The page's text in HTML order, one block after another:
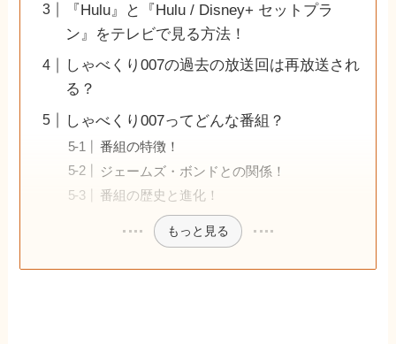
『Hulu』と『Hulu / Disney+ セットプラ
ン』をテレビで見る方法！
しゃべくり007の過去の放送回は再放送され
る？
しゃべくり007ってどんな番組？
番組の特徴！
ジェームズ・ボンドとの関係！
番組の歴史と進化！
もっと見る